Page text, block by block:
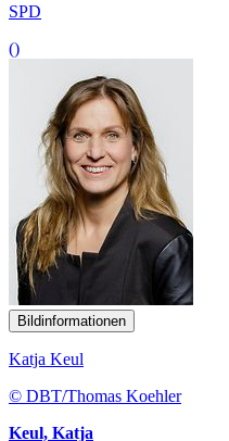
SPD
()
Bildinformationen
Katja Keul
© DBT/Thomas Koehler
Keul, Katja